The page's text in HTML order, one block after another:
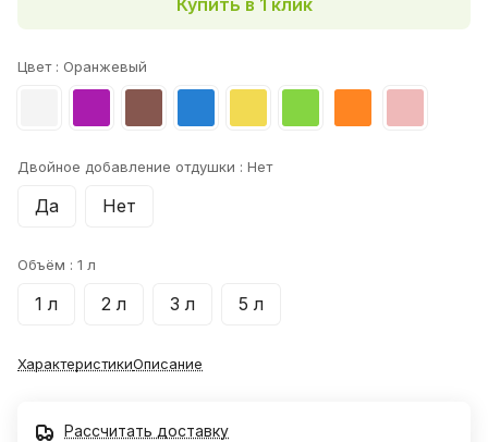
Цвет : Оранжевый
Двойное добавление отдушки : Нет
Да Нет
Объём : 1 л
1 л 2 л 3 л 5 л
ХарактеристикиОписание
Рассчитать доставку